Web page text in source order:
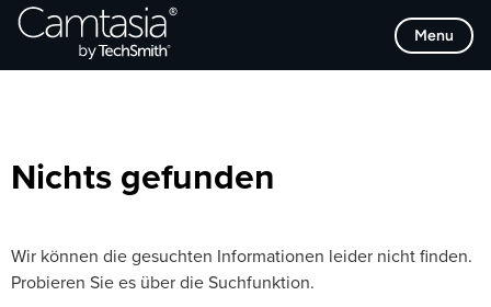
Direkt
zum
Menu
Browse Categories
Nichts gefunden
Wir können die gesuchten Informationen leider nicht finden.
Probieren Sie es über die Suchfunktion.